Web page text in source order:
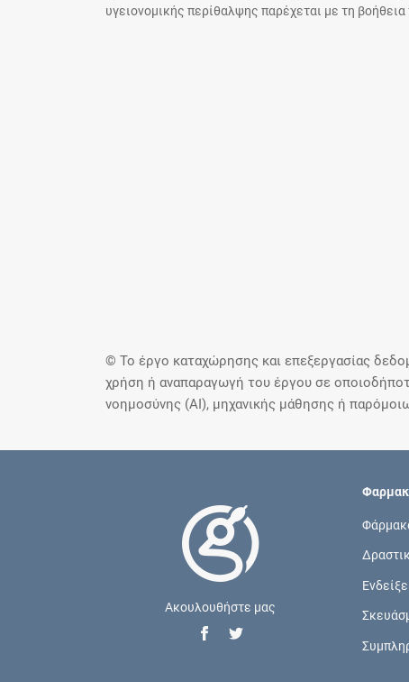
υγειονομικής περίθαλψης παρέχεται με τη
© Το έργο καταχώρησης και επεξεργασίας
χρήση ή αναπαραγωγή του έργου σε
νοημοσύνης (AI), μηχανικής μάθησης ή
Ακουλουθήστε μας